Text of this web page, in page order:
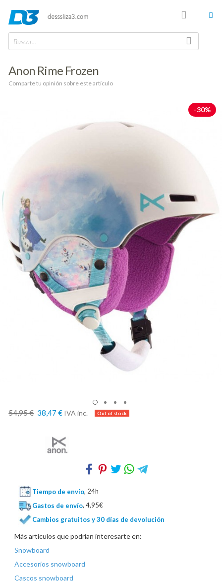
Buscar...
Anon Rime Frozen
Comparte tu opinión sobre este artículo
-30%
54,95 € 38,47 € IVA inc.
Tiempo de envío, 24h
Gastos de envío, 4,95€
Cambios gratuitos y 30 días de devolución
Más artículos que podrían interesarte en:
Snowboard
Accesorios snowboard
Cascos snowboard